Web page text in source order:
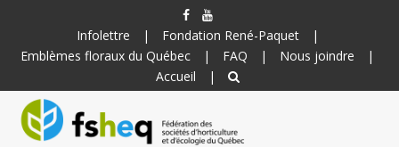
Infolettre | Fondation René-Paquet
|
Emblèmes floraux du Québec
| FAQ | Nous joindre
|
Accueil
|